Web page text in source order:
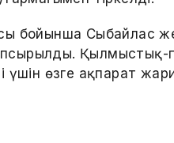
бойынша Сыбайлас
Қылмыстық-
үшін өзге ақпарат